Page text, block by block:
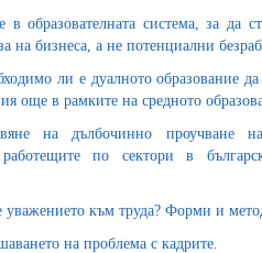
в образователната система, за да
на бизнеса, а не потенциални
ли е дуалното образование
още в рамките на средното
на дълбочинно проучване
по сектори в
уважението към труда? Форми и
на проблема с кадрите.